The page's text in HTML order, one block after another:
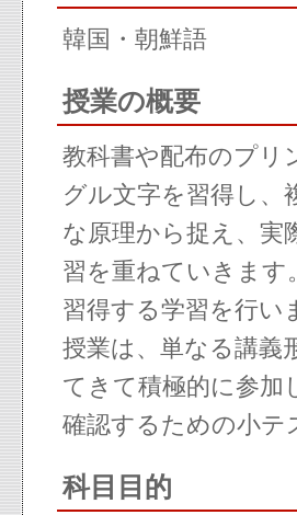
韓国・朝鮮語
授業の概要
教科書や配布のプリ
グル文字を習得し、
な原理から捉え、実
習を重ねていきます
習得する学習を行い
授業は、単なる講義
てきて積極的に参加
確認するための小テ
科目目的